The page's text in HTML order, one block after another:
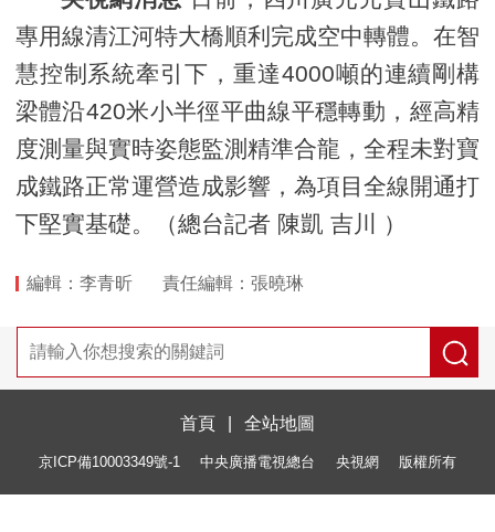
專用線清江河特大橋順利完成空中轉體。在智
慧控制系統牽引下，重達4000噸的連續剛構
梁體沿420米小半徑平曲線平穩轉動，經高精
度測量與實時姿態監測精準合龍，全程未對寶
成鐵路正常運營造成影響，為項目全線開通打
下堅實基礎。（總台記者 陳凱 吉川 ）
編輯：李青昕 責任編輯：張曉琳
首頁 全站地圖
京ICP備10003349號-1 中央廣播電視總台 央視網 版權所有